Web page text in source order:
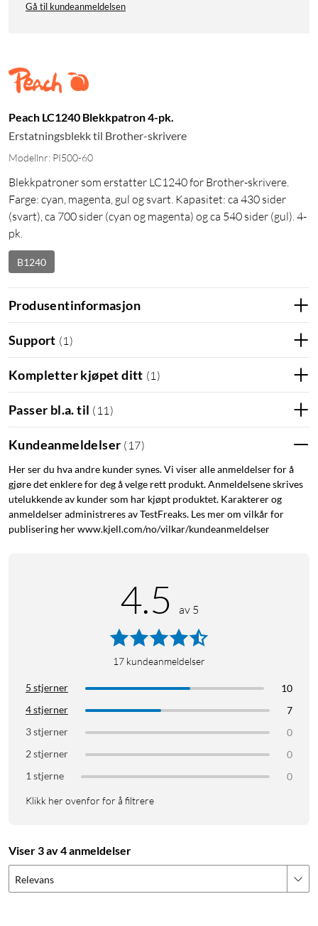
Gå til kundeanmeldelsen
Peach LC1240 Blekkpatron 4-pk.
Erstatningsblekk til Brother-skrivere
Modellnr: PI500-60
Blekkpatroner som erstatter LC1240 for Brother-skrivere.
Farge: cyan, magenta, gul og svart. Kapasitet: ca 430 sider
(svart), ca 700 sider (cyan og magenta) og ca 540 sider (gul). 4-
pk.
B1240
Produsentinformasjon
Support (1 )
Kompletter kjøpet ditt (1 )
Passer bl.a. til ( 11 )
Kundeanmeldelser ( 17)
Her ser du hva andre kunder synes. Vi viser alle anmeldelser for å
gjøre det enklere for deg å velge rett produkt. Anmeldelsene skrives
utelukkende av kunder som har kjøpt produktet. Karakterer og
anmeldelser administreres av TestFreaks. Les mer om vilkår for
publisering her www.kjell.com/no/vilkar/kundeanmeldelser
4.5 av 5
17 kundeanmeldelser
5 stjerner
10
4 stjerner
7
3 stjerner
0
2 stjerner
0
1 stjerne
0
Klikk her ovenfor for å filtrere
Viser 3 av 4 anmeldelser
Relevans